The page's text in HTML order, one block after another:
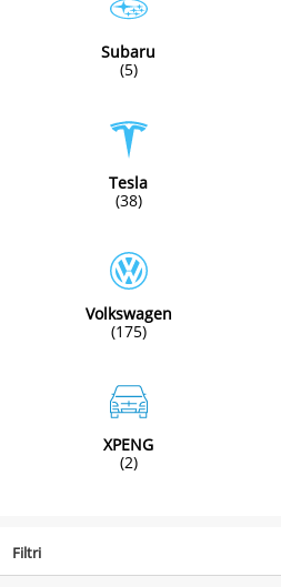
Subaru
(5)
Tesla
(38)
Volkswagen
(175)
XPENG
(2)
Filtri